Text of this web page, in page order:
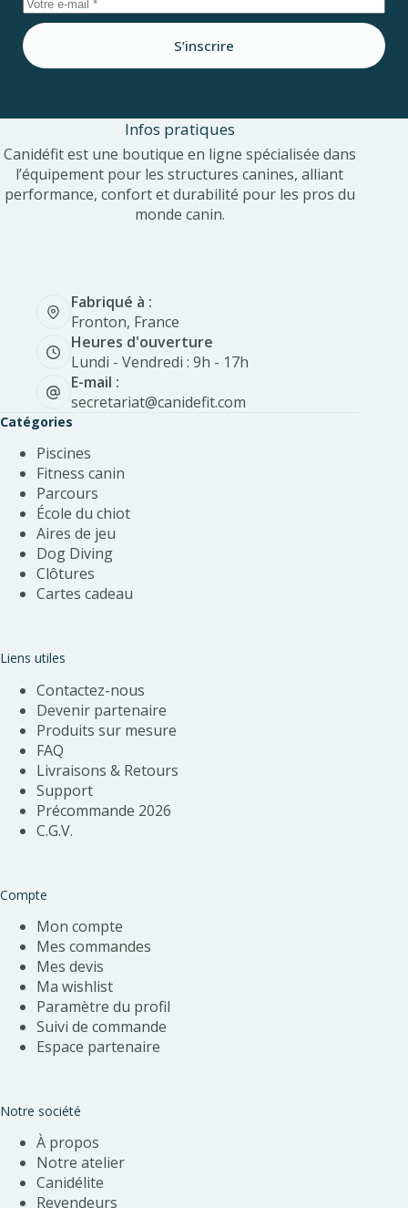
S’inscrire
Infos pratiques
Canidéfit est une boutique en ligne spécialisée dans
l’équipement pour les structures canines, alliant
performance, confort et durabilité pour les pros du
monde canin.
Fabriqué à :
Fronton, France
Heures d'ouverture
Lundi - Vendredi : 9h - 17h
E-mail :
secretariat@canidefit.com
Catégories
Piscines
Fitness canin
Parcours
École du chiot
Aires de jeu
Dog Diving
Clôtures
Cartes cadeau
Liens utiles
Contactez-nous
Devenir partenaire
Produits sur mesure
FAQ
Livraisons & Retours
Support
Précommande 2026
C.G.V.
Compte
Mon compte
Mes commandes
Mes devis
Ma wishlist
Paramètre du profil
Suivi de commande
Espace partenaire
Notre société
À propos
Notre atelier
Canidélite
Revendeurs